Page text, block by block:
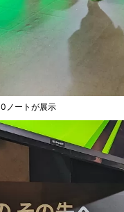
ノートが展示